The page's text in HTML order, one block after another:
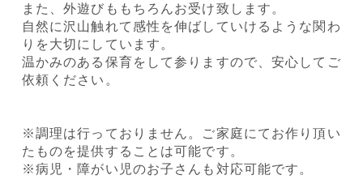
また、外遊びももちろんお受け致します。
自然に沢山触れて感性を伸ばしていけるような関わ
りを大切にしています。
温かみのある保育をして参りますので、安心してご
依頼ください。
※調理は行っておりません。ご家庭にてお作り頂い
たものを提供することは可能です。
※病児・障がい児のお子さんも対応可能です。